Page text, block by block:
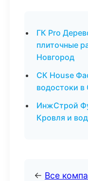
ГК Pro
плиточные
Новгород
СК House
водостоки в
ИнжСтрой
Кровля и
← Все